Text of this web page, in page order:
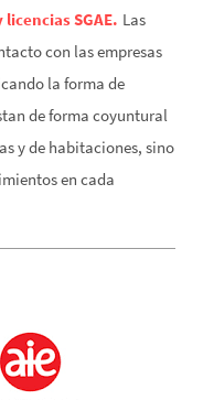
licencias SGAE. Las
con las empresas
la forma de
de forma coyuntural
y de habitaciones, sino
en cada